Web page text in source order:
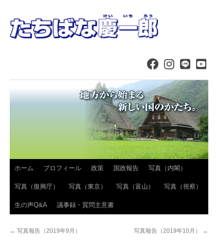
コ
ン
テ
ホーム プロフィール 政策 国政報告 写真（内閣）
写真（復興庁） 写真（東京） 写真（富山） 写真（視察）
生の声Q&A 議事録・質問主意書
← 写真報告（2019年9月） 写真報告（2019年10月） →